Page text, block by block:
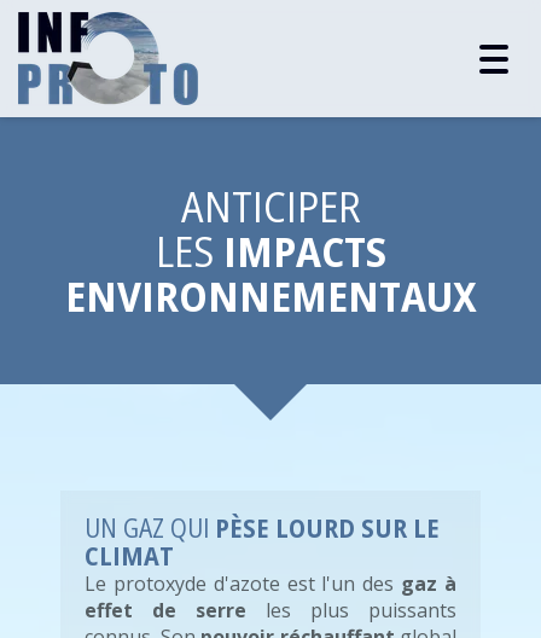
ANTICIPER
LES IMPACTS
ENVIRONNEMENTAUX
UN GAZ QUI PÈSE LOURD SUR LE
CLIMAT
Le protoxyde d'azote est l'un des gaz à
effet de serre les plus puissants